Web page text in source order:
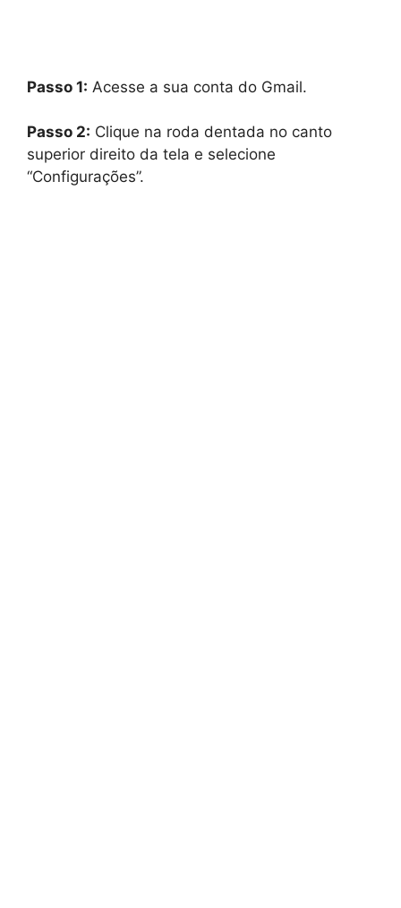
Passo 1: Acesse a sua conta do Gmail.
Passo 2: Clique na roda dentada no canto
superior direito da tela e selecione
“Configurações”.